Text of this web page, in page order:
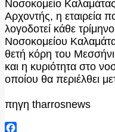
Νοσοκομείο
Αρχοντής, η εταιρεία
λογοδοτεί κάθε
Νοσοκομείου
θετή κόρη του
και η κυριότητα στο
οποίου θα περιέλθει
πηγη tharrosnews